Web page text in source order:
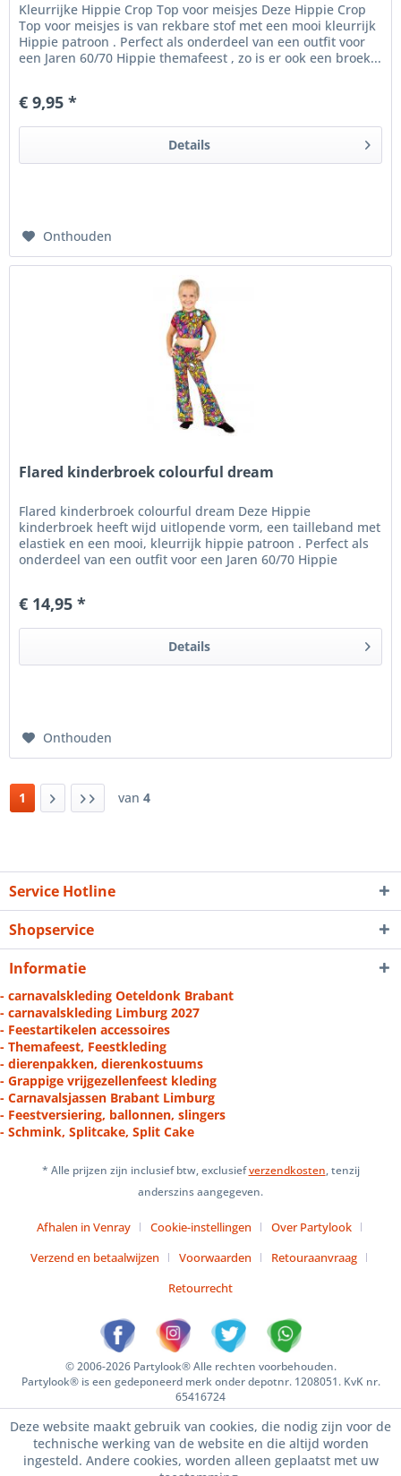
Kleurrijke Hippie Crop Top voor meisjes Deze Hippie Crop
Top voor meisjes is van rekbare stof met een mooi kleurrijk
Hippie patroon . Perfect als onderdeel van een outfit voor
een Jaren 60/70 Hippie themafeest , zo is er ook een broek...
€ 9,95 *
Details
Onthouden
Flared kinderbroek colourful dream
Flared kinderbroek colourful dream Deze Hippie
kinderbroek heeft wijd uitlopende vorm, een tailleband met
elastiek en een mooi, kleurrijk hippie patroon . Perfect als
onderdeel van een outfit voor een Jaren 60/70 Hippie
€ 14,95 *
Details
Onthouden
1 van 4
Service Hotline
Shopservice
Informatie
- carnavalskleding Oeteldonk Brabant
- carnavalskleding Limburg 2027
- Feestartikelen accessoires
- Themafeest, Feestkleding
- dierenpakken, dierenkostuums
- Grappige vrijgezellenfeest kleding
- Carnavalsjassen Brabant Limburg
- Feestversiering, ballonnen, slingers
- Schmink, Splitcake, Split Cake
* Alle prijzen zijn inclusief btw, exclusiefverzendkosten, tenzij
anderszins aangegeven.
Afhalen in Venray Cookie-instellingen
Over Partylook
Verzend en betaalwijzen
Voorwaarden
Retouraanvraag
Retourrecht
© 2006-2026 Partylook® Alle rechten voorbehouden.
Partylook® is een gedeponeerd merk onder depotnr. 1208051. KvK nr.
65416724
Deze website maakt gebruik van cookies, die nodig zijn voor de
technische werking van de website en die altijd worden
ingesteld. Andere cookies, worden alleen geplaatst met uw